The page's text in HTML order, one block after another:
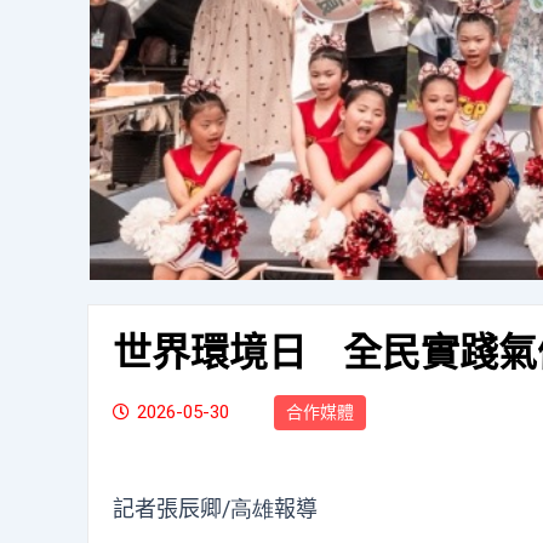
世界環境日 全民實踐
2026-05-30 合作媒體
記者張辰卿/高雄報導